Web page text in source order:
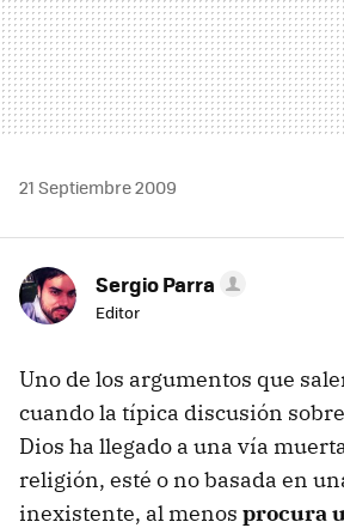
21 Septiembre 2009
Sergio Parra
Editor
Uno de los argumentos que
cuando la típica discusión
Dios ha llegado a una vía
religión, esté o no basada en
inexistente, al menos procura